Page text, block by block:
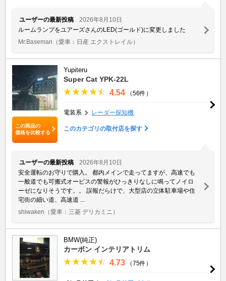
ユーザーの最新投稿
2026年8月10日
ルームランプをユアーズさんのLED(ゴールド)に変更しました
Mr.Baseman （愛車：日産 エクストレイル）
この商品の
価格を比較する
Yupiteru
Super Cat YPK-22L
4.54 （56件）
電装系 レーダー探知機
このカテゴリの取付店を探す
ユーザーの最新投稿
2026年8月10日
安全運転のお守りで購入。 都内メインで走ってますが、高速でも
一般道でも可搬式オービスの警報がひっきりなしに鳴ってノイロ
ーゼになりそうです。。 誤報だらけで、大型店の立体駐車場や住
宅街の細い道、高速道 ...
shiwaken （愛車：三菱 デリカミニ）
BMW(純正)
カーボン インテリアトリム
4.73 （75件）